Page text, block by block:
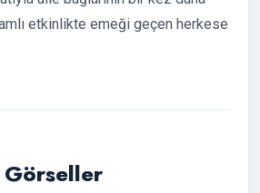
etkinlikte emeği geçen herkese